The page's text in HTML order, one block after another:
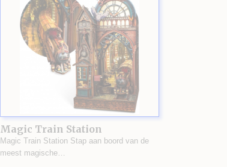
Magic Train Station
Magic Train Station Stap aan boord van de
meest magische…